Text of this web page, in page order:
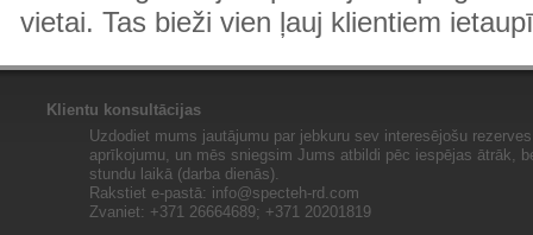
vietai. Tas bieži vien ļauj klientiem
Klientu konsultācijas
Uzdodiet mums jautājumu par jebkuru sev interesējošu
aprīkojumu, un mēs sniegsim Jums atbildi pēc iespējas ātrāk,
stundu laikā (darba dienās).
Rakstiet e-pastā: info@specteh-rd.com
Zvaniet: +371 26664689; +371 20201819